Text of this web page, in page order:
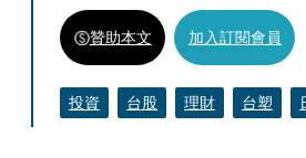
贊助本文 加入訂閱會員
投資 台股 理財 台塑